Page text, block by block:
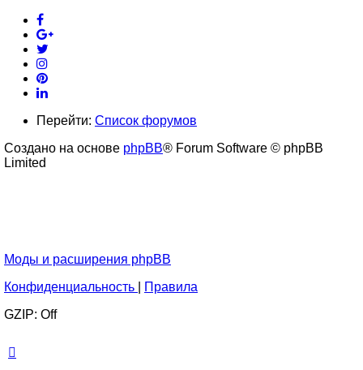
Перейти: Список форумов
Создано на основе phpBB® Forum Software © phpBB
Limited
Моды и расширения phpBB
Конфиденциальность
Правила
GZIP: Off